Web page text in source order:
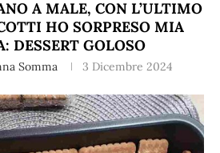
A MALE, CON L’ULTIMO
HO SORPRESO MIA
DESSERT GOLOSO
Somma 3 Dicembre 2024